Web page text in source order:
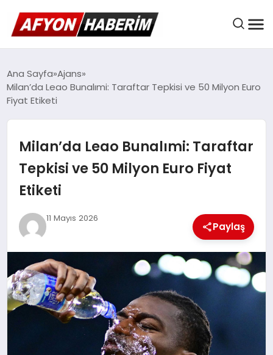
AFYON HABER
GÜNDEM
BELEDIYELER
DÜNYA
SPOR
Ana Sayfa Ajans
Milan’da Leao Bunalımi: Taraftar Tepkisi ve 50 Milyon Euro
Fiyat Etiketi
Milan’da Leao Bunalımi: Taraftar
Tepkisi ve 50 Milyon Euro Fiyat
Etiketi
11 Mayıs 2026
Paylaş